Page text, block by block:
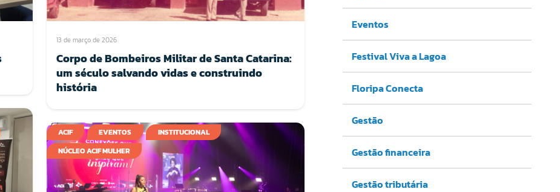
13 de março de 2026
Corpo de Bombeiros Militar de Santa Catarina:
um século salvando vidas e construindo
história
ACIF EVENTOS
INSTITUCIONAL
NÚCLEO ACIF MULHER
Eventos
Festival Viva a Lagoa
Floripa Conecta
Gestão
Gestão financeira
Gestão tributária